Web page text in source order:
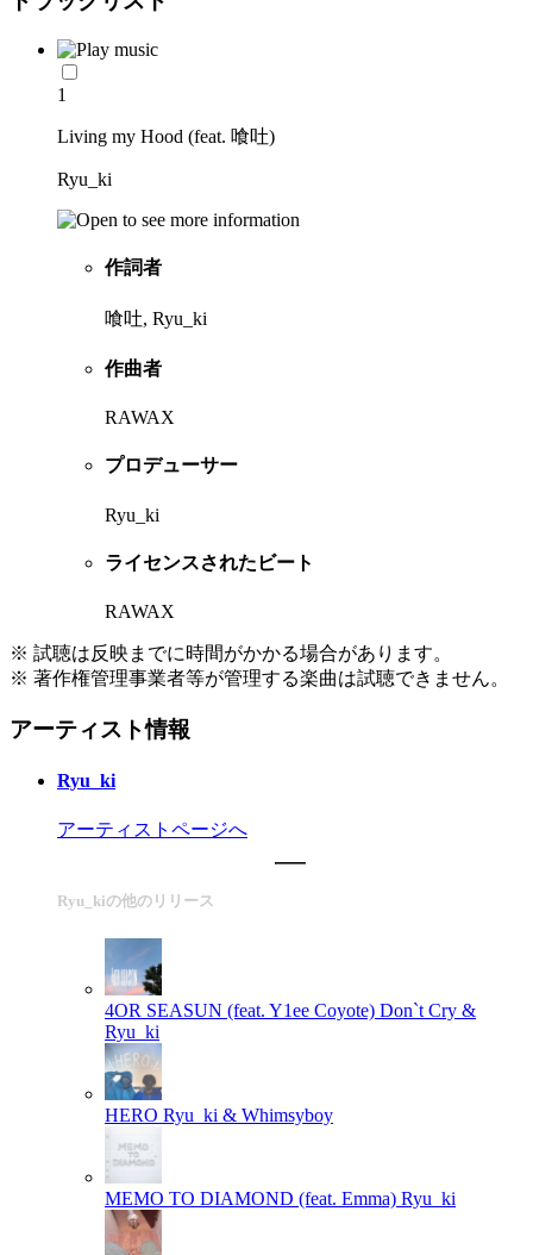
1
Living my Hood (feat. 喰吐)
Ryu_ki
作詞者
喰吐, Ryu_ki
作曲者
RAWAX
プロデューサー
Ryu_ki
ライセンスされたビート
RAWAX
※ 試聴は反映までに時間がかかる場合があります。
※ 著作権管理事業者等が管理する楽曲は試聴できません。
アーティスト情報
Ryu_ki
アーティストページへ
Ryu_kiの他のリリース
4OR SEASUN (feat. Y1ee Coyote) Don`t Cry &
Ryu_ki
HERO Ryu_ki & Whimsyboy
MEMO TO DIAMOND (feat. Emma) Ryu_ki